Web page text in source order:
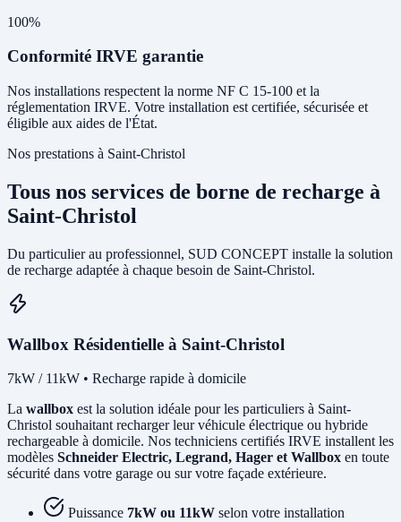
100%
Conformité IRVE garantie
Nos installations respectent la norme NF C 15-100 et la
réglementation IRVE. Votre installation est certifiée, sécurisée et
éligible aux aides de l'État.
Nos prestations à Saint-Christol
Tous nos services de borne de recharge à
Saint-Christol
Du particulier au professionnel, SUD CONCEPT installe la solution
de recharge adaptée à chaque besoin de Saint-Christol.
Wallbox Résidentielle à Saint-Christol
7kW / 11kW • Recharge rapide à domicile
La wallbox est la solution idéale pour les particuliers à Saint-
Christol souhaitant recharger leur véhicule électrique ou hybride
rechargeable à domicile. Nos techniciens certifiés IRVE installent les
modèles Schneider Electric, Legrand, Hager et Wallbox en toute
sécurité dans votre garage ou sur votre façade extérieure.
Puissance 7kW ou 11kW selon votre installation